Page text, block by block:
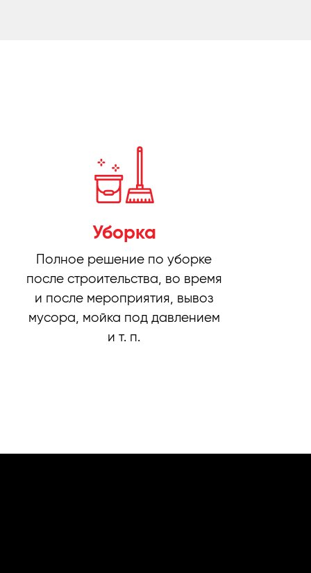
Уборка
Полное решение по уборке
после строительства, во время
и после мероприятия, вывоз
мусора, мойка под давлением
и т. п.